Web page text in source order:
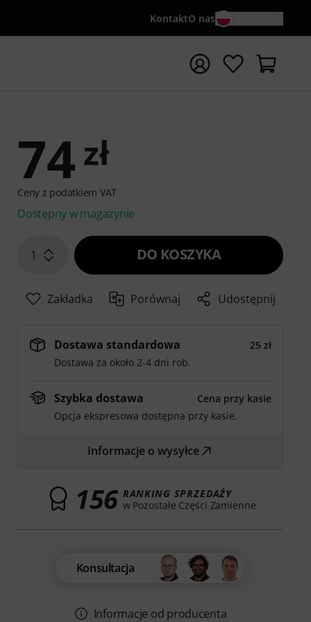
KontaktO nas
wyszukiwanie od słowa kluczowego {searchTerm}
74 zł
Ceny z podatkiem VAT
Dostępny w magazynie
1 DO KOSZYKA
Zakładka Porównaj Udostępnij
Dostawa standardowa
25 zł
Dostawa za około 2-4 dni rob.
Szybka dostawa
Cena przy kasie
Opcja ekspresowa dostępna przy kasie.
Informacje o wysyłce
156 RANKING SPRZEDAŻY
w Pozostałe Części Zamienne
Konsultacja
Informacje od producenta